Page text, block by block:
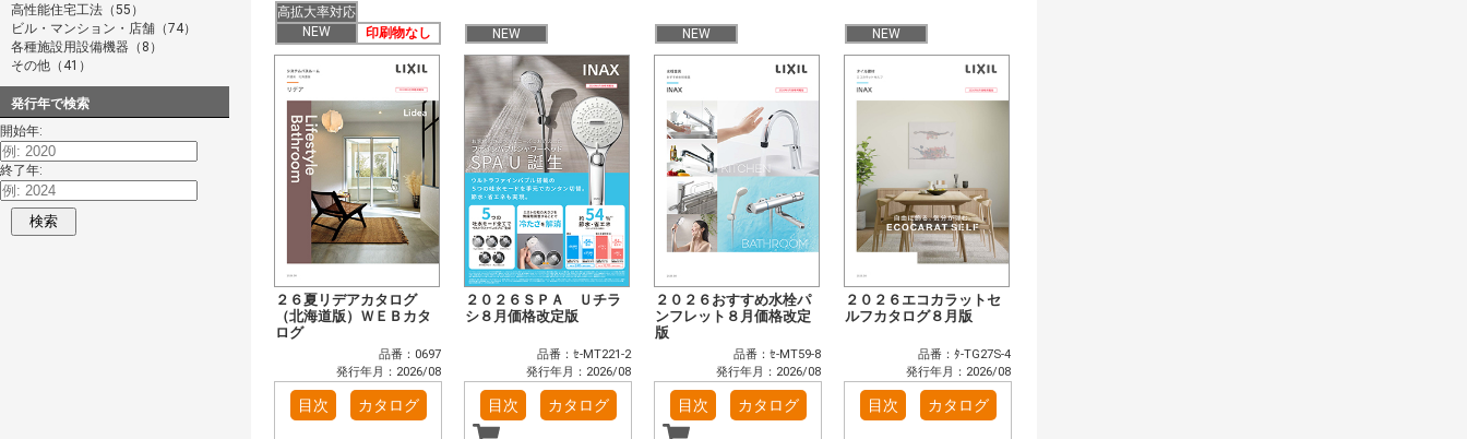
高性能住宅工法（55）
ビル・マンション・店舗（74）
各種施設用設備機器（8）
その他（41）
発行年で検索
開始年:
終了年:
検索
高拡大率対応
NEW
印刷物なし
２６夏リデアカタログ
（北海道版）ＷＥＢカタ
ログ
品番：0697
発行年月：2026/08
目次 カタログ
NEW
２０２６ＳＰＡ Ｕチラ
シ８月価格改定版
品番：ｾ-MT221-2
発行年月：2026/08
目次 カタログ
NEW
２０２６おすすめ水栓パ
ンフレット８月価格改定
版
品番：ｾ-MT59-8
発行年月：2026/08
目次 カタログ
NEW
２０２６エコカラットセ
ルフカタログ８月版
品番：ﾀ-TG27S-4
発行年月：2026/08
目次 カタログ